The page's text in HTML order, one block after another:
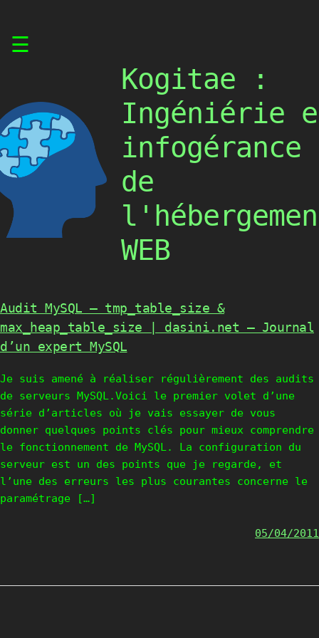
☰
Kogitae :
Ingéniérie
infogérance
de
WEB
Audit MySQL – tmp_table_size &
max_heap_table_size | dasini.net – Journal
d’un expert MySQL
Je suis amené à réaliser régulièrement des audits
de serveurs MySQL.Voici le premier volet d’une
série d’articles où je vais essayer de vous
donner quelques points clés pour mieux comprendre
le fonctionnement de MySQL. La configuration du
serveur est un des points que je regarde, et
l’une des erreurs les plus courantes concerne le
paramétrage […]
05/04/2011